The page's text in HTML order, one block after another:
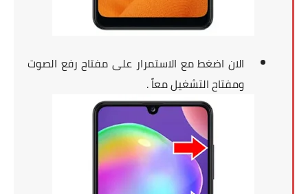
الان اضغط مع الاستمرار على مفتاح رفع الصوت
ومفتاح التشغيل معاً .